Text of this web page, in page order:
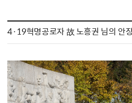
4·19혁명공로자 故 노흥권 님의 안